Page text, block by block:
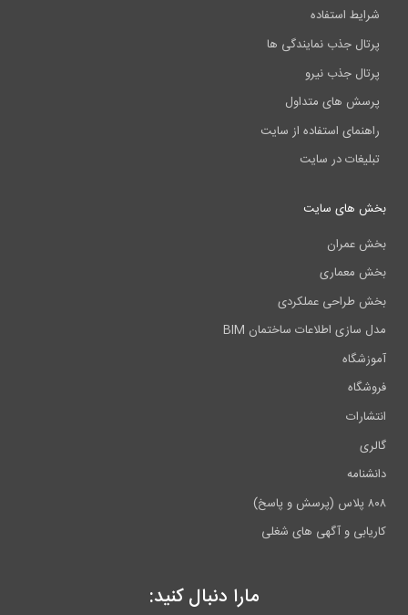
شرایط استفاده
پرتال جذب نمایندگی ها
پرتال جذب نیرو
پرسش های متداول
راهنمای استفاده از سایت
تبلیغات در سایت
بخش های سایت
بخش عمران
بخش معماری
بخش طراحی عملکردی
مدل سازی اطلاعات ساختمان BIM
آموزشگاه
فروشگاه
انتشارات
گالری
دانشنامه
۸۰۸ پلاس (پرسش و پاسخ)
کاریابی و آگهی های شغلی
مارا دنبال کنید: